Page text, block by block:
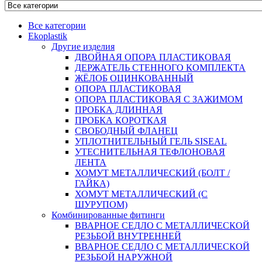
Все категории
Ekoplastik
Другие изделия
ДВОЙНАЯ ОПОРА ПЛАСТИКОВАЯ
ДЕРЖАТЕЛЬ СТЕННОГО КОМПЛЕКТА
ЖЁЛОБ ОЦИНКОВАННЫЙ
ОПОРА ПЛАСТИКОВАЯ
ОПОРА ПЛАСТИКОВАЯ С ЗАЖИМОМ
ПРОБКА ДЛИННАЯ
ПРОБКА КОРОТКАЯ
СВОБОДНЫЙ ФЛАНЕЦ
УПЛОТНИТЕЛЬНЫЙ ГЕЛЬ SISEAL
УТЕСНИТЕЛЬНАЯ ТЕФЛОНОВАЯ
ЛЕНТА
ХОМУТ МЕТАЛЛИЧЕСКИЙ (БОЛТ /
ГАЙКА)
ХОМУТ МЕТАЛЛИЧЕСКИЙ (С
ШУРУПОМ)
Комбинированные фитинги
ВВАРНОЕ СЕДЛО С МЕТАЛЛИЧЕСКОЙ
РЕЗЬБОЙ ВНУТРЕННЕЙ
ВВАРНОЕ СЕДЛО С МЕТАЛЛИЧЕСКОЙ
РЕЗЬБОЙ НАРУЖНОЙ